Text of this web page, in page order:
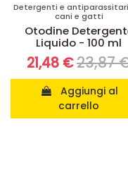
Detergenti e
cani e gatti
Otodine
Liquido - 100 ml
21,48 €23,87
carrello